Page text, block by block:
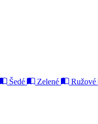
Šedé Zelené Ružové